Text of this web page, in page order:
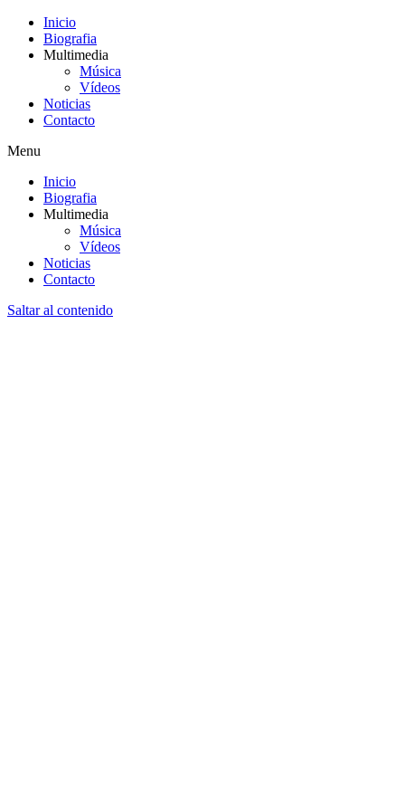
Inicio
Biografia
Multimedia
Música
Vídeos
Noticias
Contacto
Menu
Inicio
Biografia
Multimedia
Música
Vídeos
Noticias
Contacto
Saltar al contenido